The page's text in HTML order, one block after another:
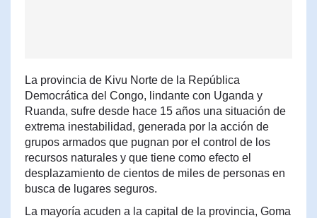
La provincia de Kivu Norte de la República
Democrática del Congo, lindante con Uganda y
Ruanda, sufre desde hace 15 años una situación de
extrema inestabilidad, generada por la acción de
grupos armados que pugnan por el control de los
recursos naturales y que tiene como efecto el
desplazamiento de cientos de miles de personas en
busca de lugares seguros.
La mayoría acuden a la capital de la provincia, Goma